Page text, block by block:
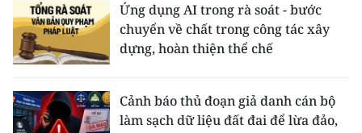
Ứng dụng AI trong rà soát - bước
chuyển về chất trong công tác xây
dựng, hoàn thiện thể chế
Cảnh báo thủ đoạn giả danh cán bộ
làm sạch dữ liệu đất đai để lừa đảo,